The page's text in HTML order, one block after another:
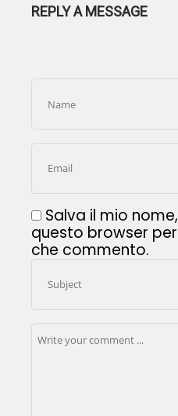
REPLY A MESSAGE
Salva il mio
questo browser
che commento.